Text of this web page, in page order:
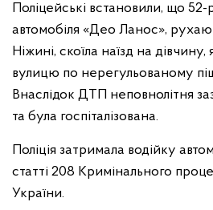
Поліцейські встановили, що 52-
автомобіля «Део Ланос»,
Ніжині, скоїла наїзд на
вулицю по нерегульованому
Внаслідок ДТП неповнолітня
та була госпіталізована.
Поліція затримала водійку
статті 208 Кримінального
України.